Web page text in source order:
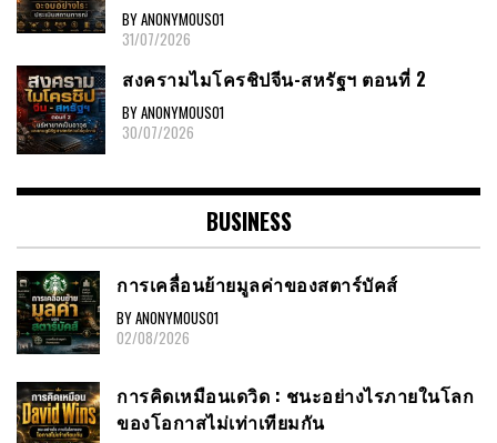
BY ANONYMOUS01
31/07/2026
สงครามไมโครชิปจีน-สหรัฐฯ ตอนที่ 2
BY ANONYMOUS01
30/07/2026
BUSINESS
การเคลื่อนย้ายมูลค่าของสตาร์บัคส์
BY ANONYMOUS01
02/08/2026
การคิดเหมือนเดวิด : ชนะอย่างไรภายในโลก
ของโอกาสไม่เท่าเทียมกัน